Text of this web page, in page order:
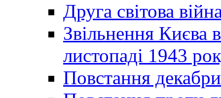
Друга світова
Звільнення Києва
листопаді 1943
Повстання